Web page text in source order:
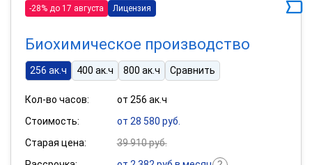
-28% до 17 августа Лицензия
Биохимическое производство
256 ак.ч 400 ак.ч 800 ак.ч Сравнить
Кол-во часов:
от 256 ак.ч
Стоимость:
от 28 580 руб.
Старая цена:
39 910 руб.